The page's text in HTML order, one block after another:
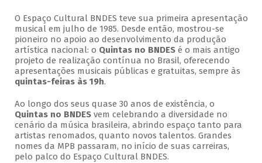
O Espaço Cultural BNDES teve sua primeira apresentação
musical em julho de 1985. Desde então, mostrou-se
pioneiro no apoio ao desenvolvimento da produção
artística nacional: o Quintas no BNDESé o mais antigo
projeto de realização contínua no Brasil, oferecendo
apresentações musicais públicas e gratuitas, sempre às
quintas-feiras às 19h.
Ao longo dos seus quase 30 anos de existência, o
Quintas no BNDESvem celebrando a diversidade no
cenário da música brasileira, abrindo espaço tanto para
artistas renomados, quanto novos talentos. Grandes
nomes da MPB passaram, no início de suas carreiras,
pelo palco do Espaço Cultural BNDES.